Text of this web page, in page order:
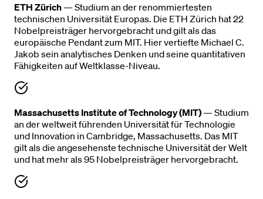
ETH Zürich— Studium an der renommiertesten
technischen Universität Europas. Die ETH Zürich hat 22
Nobelpreisträger hervorgebracht und gilt als das
europäische Pendant zum MIT. Hier vertiefte Michael C.
Jakob sein analytisches Denken und seine quantitativen
Fähigkeiten auf Weltklasse-Niveau.
Massachusetts Institute of Technology (MIT)— Studium
an der weltweit führenden Universität für Technologie
und Innovation in Cambridge, Massachusetts. Das MIT
gilt als die angesehenste technische Universität der Welt
und hat mehr als 95 Nobelpreisträger hervorgebracht.